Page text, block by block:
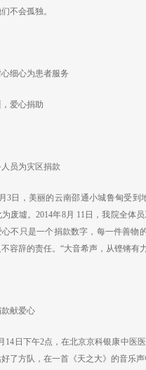
不会孤独。
细心为患者服务
爱心捐助
员为灾区捐款
日，美丽的云南邵通小城鲁甸受到
废墟。2014年8月 11日，我院全体
不只是一个捐款数字，每一件善物
容辞的责任。“大音希声，从铿锵有
献爱心
日下午2点，在北京京科银康中医
了方队，在一首《天之大》的音乐